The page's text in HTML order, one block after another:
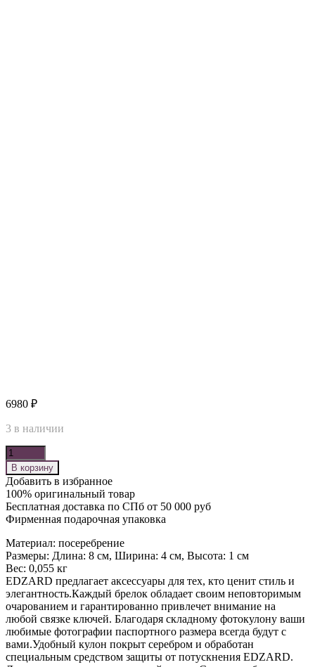
6980 ₽
3 в наличии
Количество
В корзину
Добавить в избранное
100% оригинальный товар
Бесплатная доставка по СПб от 50 000 руб
Фирменная подарочная упаковка
Материал: посеребрение
Размеры: Длина: 8 см, Ширина: 4 см, Высота: 1 см
Вес: 0,055 кг
EDZARD предлагает аксессуары для тех, кто ценит стиль и
элегантность.Каждый брелок обладает своим неповторимым
очарованием и гарантированно привлечет внимание на
любой связке ключей. Благодаря складному фотокулону ваши
любимые фотографии паспортного размера всегда будут с
вами.Удобный кулон покрыт серебром и обработан
специальным средством защиты от потускнения EDZARD.